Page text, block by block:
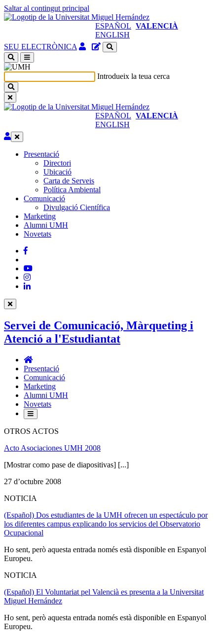
Saltar al contingut principal
ESPAÑOL VALENCIÀ
ENGLISH
SEU ELECTRÒNICA Accés
identificat
en
nova
Gestor
del
lloc
Introdueix la teua cerca
ESPAÑOL VALENCIÀ
ENGLISH
Editar
Presentació
Presentació
Directori
Ubicació
Carta de Serveis
Política Ambiental
Comunicació
Comunicació
Divulgació Científica
Marketing
Alumni UMH
Novetats
Facebook
YouTube
Instagram
LinkedIn
Servei de Comunicació, Màrqueting i
Atenció a l'Estudiantat
Servei
de
Comunicació,
Màrqueting
i
Atenció
a
l'Estudiantat
Presentació
Comunicació
Marketing
Alumni UMH
Novetats
OTROS ACTOS
Acto Asociaciones UMH 2008
[Mostrar como pase de diapositivas] [...]
27 d’octubre 2008
NOTICIA
(Español) Dos estudiantes de la UMH ofrecen un espectáculo por
los diferentes campus explicando los servicios del Observatorio
Ocupacional
Ho sent, però aquesta entrada només està disponible en Espanyol
Europeu.
NOTICIA
(Español) El Voluntariat pel Valencià es presenta a la Universitat
Miguel Hernández
Ho sent, però aquesta entrada només està disponible en Espanyol
Europeu.